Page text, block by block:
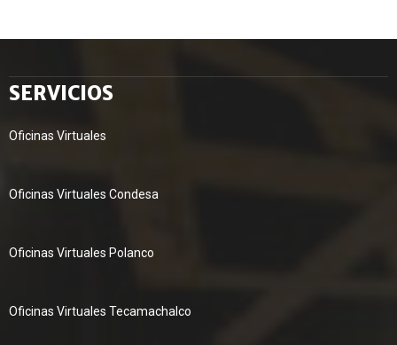
SERVICIOS
Oficinas Virtuales
Oficinas Virtuales Condesa
Oficinas Virtuales Polanco
Oficinas Virtuales Tecamachalco